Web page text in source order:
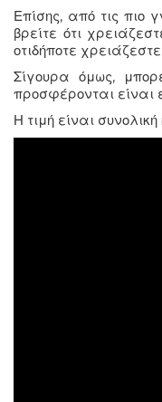
Επίσης, από τις
βρείτε ότι
οτιδήποτε
Σίγουρα όμως,
προσφέρονται είναι
Η τιμή είναι